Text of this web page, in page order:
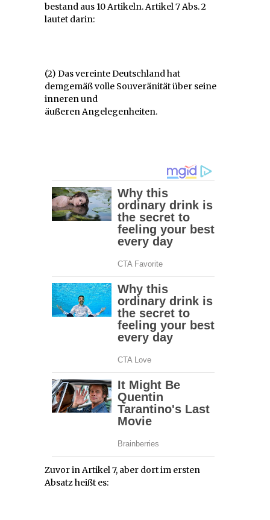
bestand aus 10 Artikeln. Artikel 7 Abs. 2
lautet darin:
(2) Das vereinte Deutschland hat
demgemäß volle Souveränität über seine
inneren und
äußeren Angelegenheiten.
Zuvor in Artikel 7, aber dort im ersten
Absatz heißt es: